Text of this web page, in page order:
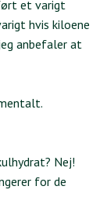
et varigt
hvis kiloene
anbefaler at
Nej!
for de